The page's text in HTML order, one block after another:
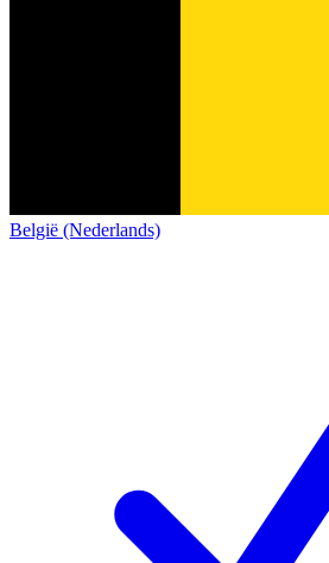
België (Nederlands)